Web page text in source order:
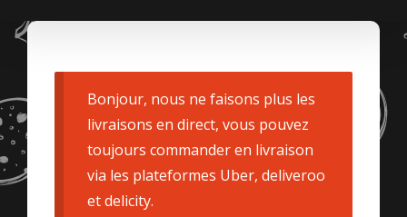
Bonjour, nous ne faisons plus les
livraisons en direct, vous pouvez
toujours commander en livraison
via les plateformes Uber, deliveroo
et delicity.